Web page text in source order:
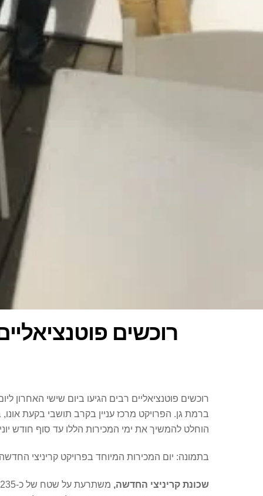
רוכשים
רוכשים פוטנציאליים רבים הגיעו ביום שישי
הוחלט להמשיך את ימי המכירות הללו עד סוף חודש
בתמונה: יום המכירות המיוחד בפרויקט קריניצי החדשה
שכונת קריניצי החדשה,